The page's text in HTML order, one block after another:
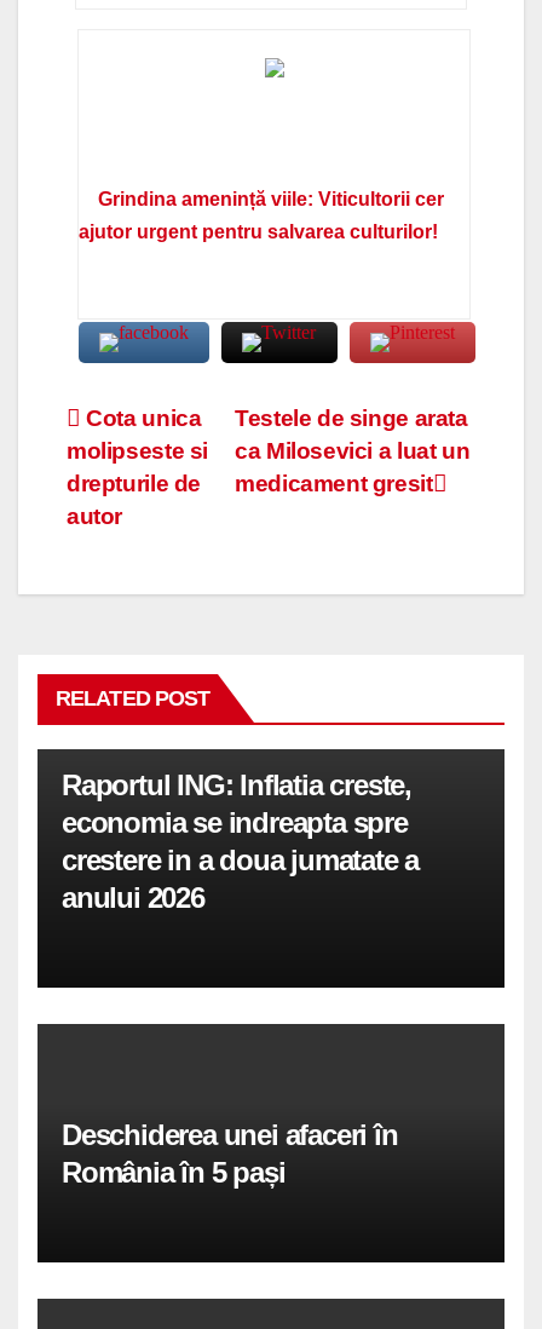
Grindina amenință viile: Viticultorii cer
ajutor urgent pentru salvarea culturilor!
Navigare
în
articole
Testele de singe arata
ca Milosevici a luat un
medicament gresit
Cota unica
molipseste si
drepturile de
autor
RELATED POST
Raportul ING: Inflatia creste,
economia se indreapta spre
crestere in a doua jumatate a
anului 2026
Deschiderea unei afaceri în
România în 5 pași